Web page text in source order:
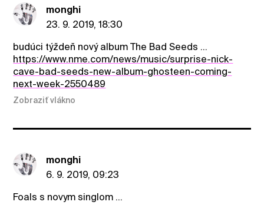
monghi
23. 9. 2019, 18:30
budúci týždeň nový album The Bad Seeds ...
https://www.nme.com/news/music/surprise-nick-
cave-bad-seeds-new-album-ghosteen-coming-
next-week-2550489
Zobraziť vlákno
monghi
6. 9. 2019, 09:23
Foals s novym singlom ...